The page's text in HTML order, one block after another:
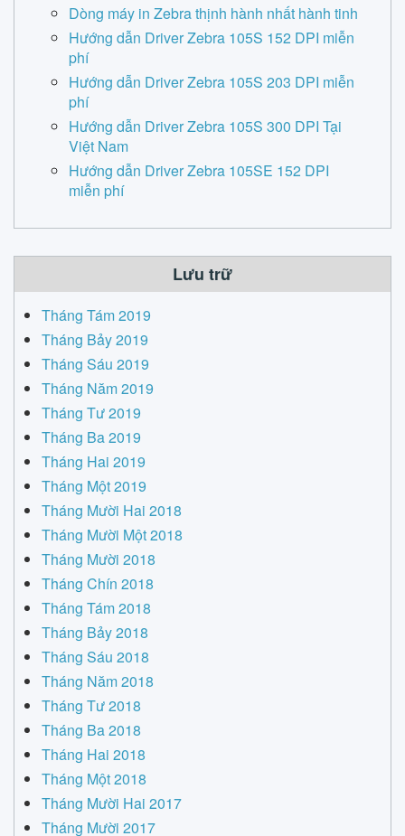
Dòng máy in Zebra thịnh hành nhất hành tinh
Hướng dẫn Driver Zebra 105S 152 DPI miễn
phí
Hướng dẫn Driver Zebra 105S 203 DPI miễn
phí
Hướng dẫn Driver Zebra 105S 300 DPI Tại
Việt Nam
Hướng dẫn Driver Zebra 105SE 152 DPI
miễn phí
Lưu trữ
Tháng Tám 2019
Tháng Bảy 2019
Tháng Sáu 2019
Tháng Năm 2019
Tháng Tư 2019
Tháng Ba 2019
Tháng Hai 2019
Tháng Một 2019
Tháng Mười Hai 2018
Tháng Mười Một 2018
Tháng Mười 2018
Tháng Chín 2018
Tháng Tám 2018
Tháng Bảy 2018
Tháng Sáu 2018
Tháng Năm 2018
Tháng Tư 2018
Tháng Ba 2018
Tháng Hai 2018
Tháng Một 2018
Tháng Mười Hai 2017
Tháng Mười 2017